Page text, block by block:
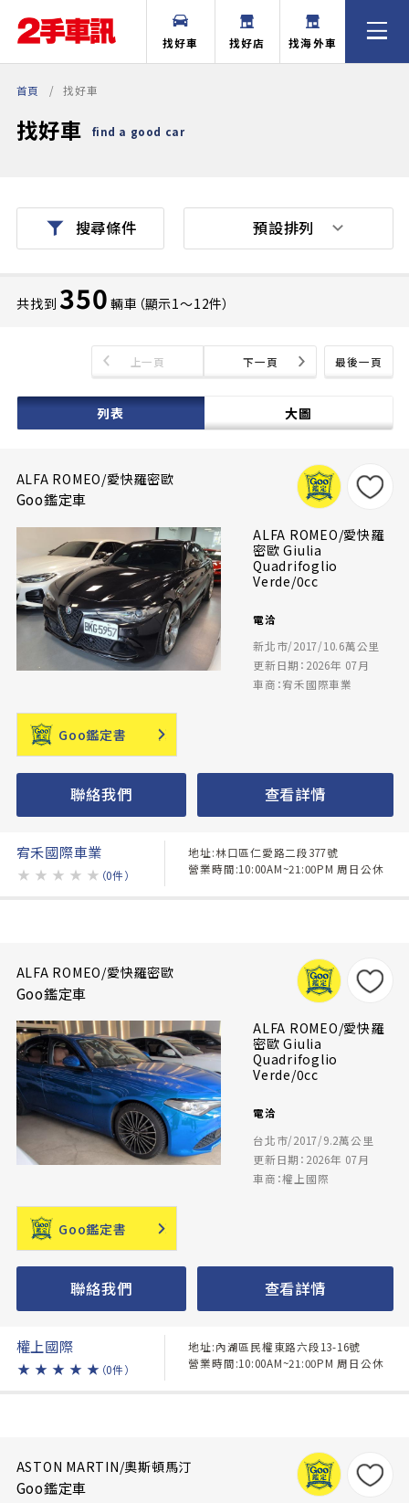
找好車 找好店 找海外車
首頁 找好車
找好車 find a good car
搜尋條件
共找到 350 輛車（顯示1〜12件）
最後一頁
上一頁 下一頁
列表 大圖
預設排列
ALFA ROMEO/愛快羅密歐
Goo鑑定車
ALFA ROMEO/愛快羅
密歐 Giulia
Quadrifoglio
Verde/0cc
電洽
新北市/2017/10.6萬公里
更新日期：2026年 07月
車商：宥禾國際車業
Goo鑑定書
聯絡我們 查看詳情
宥禾國際車業
★ ★ ★ ★ ★ （0件）
地址:林口區仁愛路二段377號
營業時間:10:00AM~21:00PM 周日公休
ALFA ROMEO/愛快羅密歐
Goo鑑定車
ALFA ROMEO/愛快羅
密歐 Giulia
Quadrifoglio
Verde/0cc
電洽
台北市/2017/9.2萬公里
更新日期：2026年 07月
車商：權上國際
Goo鑑定書
聯絡我們 查看詳情
權上國際
★ ★ ★ ★ ★ （0件）
地址:內湖區民權東路六段13-16號
營業時間:10:00AM~21:00PM 周日公休
ASTON MARTIN/奧斯頓馬汀
Goo鑑定車